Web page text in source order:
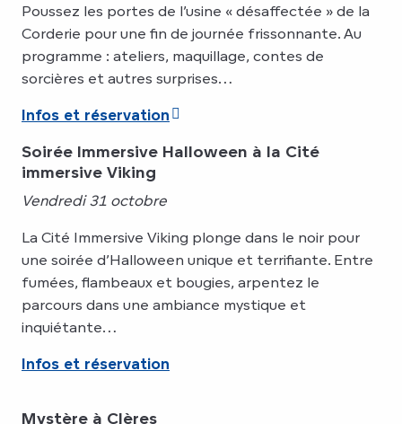
Poussez les portes de l’usine « désaffectée » de la
Corderie pour une fin de journée frissonnante. Au
programme : ateliers, maquillage, contes de
sorcières et autres surprises…
Infos et réservation
Soirée Immersive Halloween à la Cité
immersive Viking
Vendredi 31 octobre
La Cité Immersive Viking plonge dans le noir pour
une soirée d’Halloween unique et terrifiante. Entre
fumées, flambeaux et bougies, arpentez le
parcours dans une ambiance mystique et
inquiétante…
Infos et réservation
Mystère à Clères